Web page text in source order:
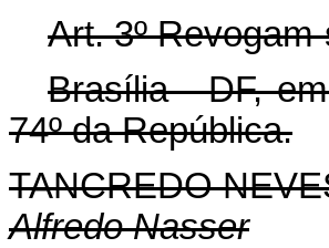
Art. 3º
Brasília - DF,
74º da República.
TANCREDO
Alfredo Nasser